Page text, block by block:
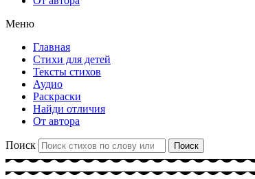
Меню
Главная
Стихи для детей
Тексты стихов
Аудио
Раскраски
Найди отличия
От автора
Поиск Поиск